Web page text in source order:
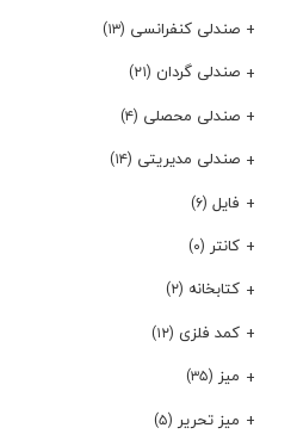
صندلی کنفرانسی (۱۳)
صندلی گردان (۲۱)
صندلی محصلی (۴)
صندلی مدیریتی (۱۴)
فایل (۶)
کانتر (۰)
کتابخانه (۲)
کمد فلزی (۱۲)
میز (۳۵)
میز تحریر (۵)